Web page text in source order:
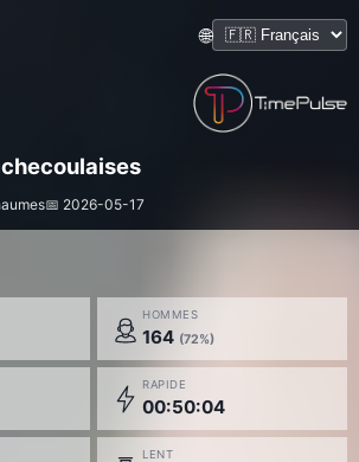
🌐
📅 2026-05-17
HOMMES
164 (72%)
RAPIDE
00:50:04
LENT